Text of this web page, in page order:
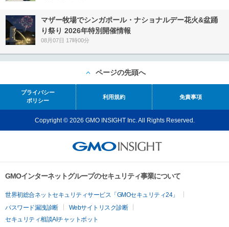
マザー牧場でシンガポール・ナショナルデー花火&盆踊
り祭り 2026年特別開催情報
08月07日 17時00分
ページの先頭へ
プライバシー
ポリシー
利用規約 免責事項
Copyright © 2026 GMO INSIGHT Inc. All Rights Reserved.
GMOインターネットグループのセキュリティ事業について
世界初総合ネットセキュリティサービス「GMOセキュリティ24」
パスワード漏洩診断
Webサイトリスク診断
セキュリティ相談AIチャットボット